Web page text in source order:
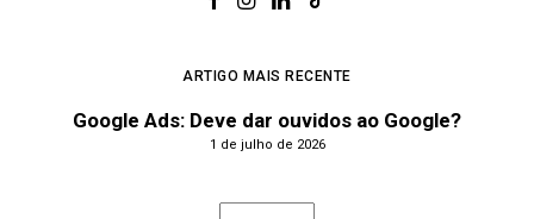
ARTIGO MAIS RECENTE
Google Ads: Deve dar ouvidos ao Google?
1 de julho de 2026